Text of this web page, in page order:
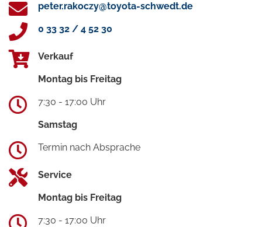
peter.rakoczy@toyota-schwedt.de
0 33 32 / 4 52 30
Verkauf
Montag bis Freitag
7:30 - 17:00 Uhr
Samstag
Termin nach Absprache
Service
Montag bis Freitag
7:30 - 17:00 Uhr